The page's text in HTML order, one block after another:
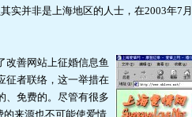
并非是上海地区的人士，在2003年7
改善网站上征婚信息鱼
征者联络，这一举措在
、免费的。尽管有很多
的来源也不可能使爱情